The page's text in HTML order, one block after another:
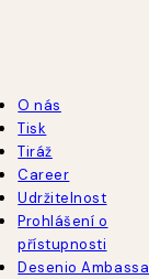
O nás
Tisk
Tiráž
Career
Udržitelnost
Prohlášení o
přístupnosti
Desenio